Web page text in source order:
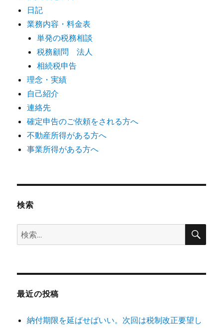
日記
業務内容・料金表
単発の税務相談
税務顧問 法人
相続税申告
理念・実績
自己紹介
連絡先
確定申告のご依頼をされる方へ
不動産所得がある方へ
事業所得がある方へ
検索
検
索:
検
最近の投稿
納付期限を延ばせばいい。次回は税制改正要望し